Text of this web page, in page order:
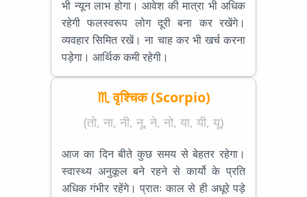
भी न्यून लाभ होगा। आवेश की मात्रा भी अधिक
रहेगी फलस्वरूप लोग दूरी बना कर रखेंगे।
व्यवहार सिमित रखें। ना चाह कर भी खर्च करना
पड़ेगा। आर्थिक कमी रहेगी।
♏ वृश्चिक (Scorpio)
(तो, ना, नी, नू, ने, नो, या, यी, यू)
आज का दिन बीते कुछ समय से बेहतर रहेगा।
स्वास्थ्य अनुकूल बने रहने से कार्यो के प्रति
अधिक गंभीर रहेंगे। प्रातः काल से ही अधूरे पड़े